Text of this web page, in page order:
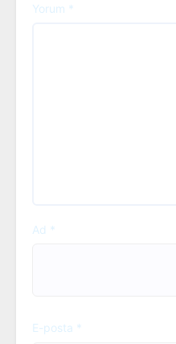
Yorum *
Ad *
E-posta *